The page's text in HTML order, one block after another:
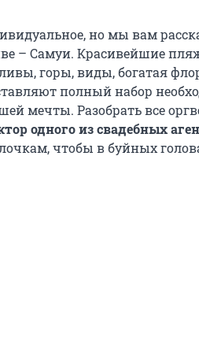
но мы вам
– Самуи. Красивейшие
горы, виды, богатая
полный набор
мечты. Разобрать все
одного из свадебных
чтобы в буйных